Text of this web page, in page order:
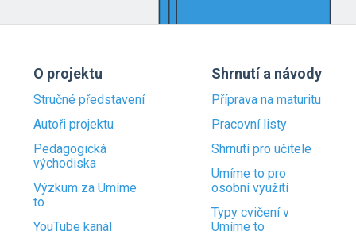
O projektu
Stručné představení
Autoři projektu
Pedagogická
východiska
Výzkum za Umíme
to
YouTube kanál
Shrnutí a návody
Příprava na maturitu
Pracovní listy
Shrnutí pro učitele
Umíme to pro
osobní využití
Typy cvičení v
Umíme to